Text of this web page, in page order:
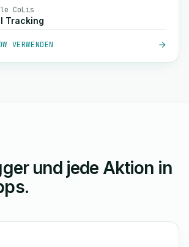
CoLis
Tracking
VERWENDEN
und jede Aktion in